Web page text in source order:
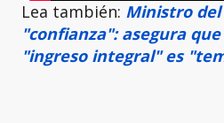
Lea también: Ministro del
"confianza": asegura
"ingreso integral" es